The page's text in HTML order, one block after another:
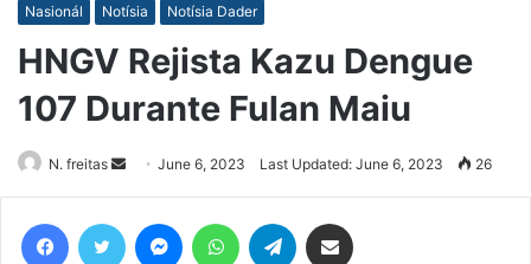
Nasionál Notísia Notísia Dader
HNGV Rejista Kazu Dengue
107 Durante Fulan Maiu
N. freitas
Send
an
email
June 6, 2023 Last Updated: June 6, 2023 26